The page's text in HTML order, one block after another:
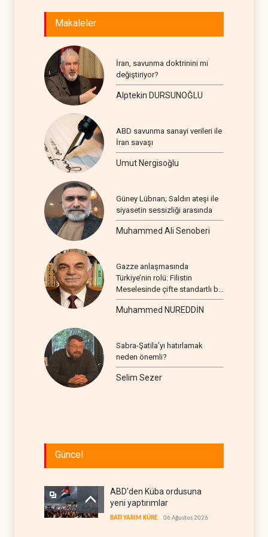
Makaleler
İran, savunma doktrinini mi
değiştiriyor?
Alptekin DURSUNOĞLU
ABD savunma sanayi verileri ile
İran savaşı
Umut Nergisoğlu
Güney Lübnan; Saldırı ateşi ile
siyasetin sessizliği arasında
Muhammed Ali Senoberi
Gazze anlaşmasında
Türkiye’nin rolü: Filistin
Meselesinde çifte standartlı bir
seyir
Muhammed NUREDDİN
Sabra-Şatila’yı hatırlamak
neden önemli?
Selim Sezer
Güncel
ABD'den Küba ordusuna
yeni yaptırımlar
BATI YARIM KÜRE 06 Ağustos 2026